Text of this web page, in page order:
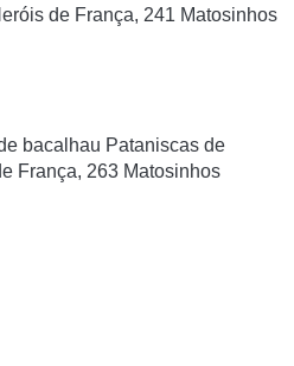
de França, 241 Matosinhos
bacalhau Pataniscas de
França, 263 Matosinhos